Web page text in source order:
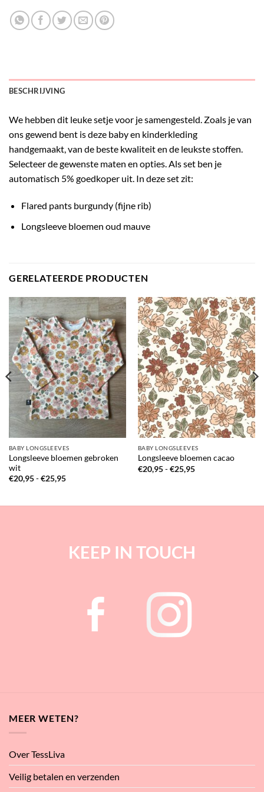
BESCHRIJVING
We hebben dit leuke setje voor je samengesteld. Zoals je van
ons gewend bent is deze baby en kinderkleding
handgemaakt, van de beste kwaliteit en de leukste stoffen.
Selecteer de gewenste maten en opties. Als set ben je
automatisch 5% goedkoper uit. In deze set zit:
Flared pants burgundy (fijne rib)
Longsleeve bloemen oud mauve
GERELATEERDE PRODUCTEN
BABY LONGSLEEVES
Longsleeve bloemen gebroken
wit
€20,95 - €25,95Prijsklasse:
BABY LONGSLEEVES
Longsleeve bloemen cacao
€20,95 - €25,95Prijsklasse:
KEEP IN TOUCH
MEER WETEN?
Over TessLiva
Veilig betalen en verzenden